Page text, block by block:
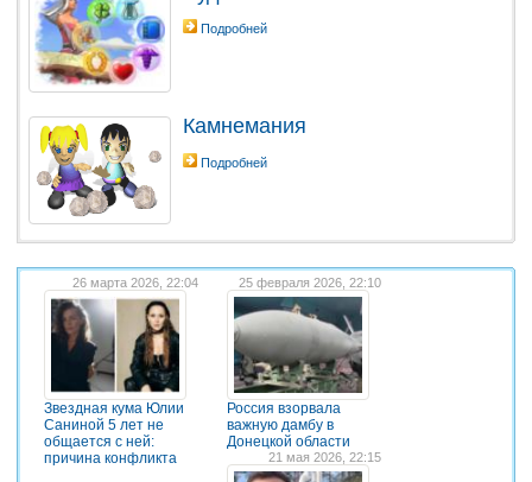
Подробней
Камнемания
Подробней
26 марта 2026, 22:04
Звездная кума Юлии
Саниной 5 лет не
общается с ней:
причина конфликта
25 февраля 2026, 22:10
Россия взорвала
важную дамбу в
Донецкой области
21 мая 2026, 22:15